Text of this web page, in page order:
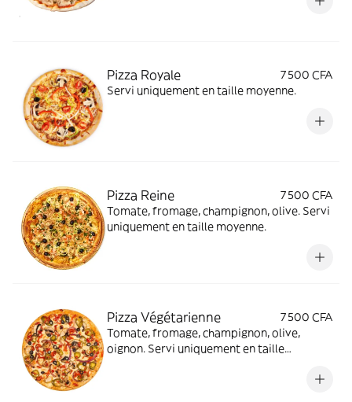
Pizza Royale
7 500 CFA
Servi uniquement en taille moyenne.
Pizza Reine
7 500 CFA
Tomate, fromage, champignon, olive. Servi
uniquement en taille moyenne.
Pizza Végétarienne
7 500 CFA
Tomate, fromage, champignon, olive,
oignon. Servi uniquement en taille